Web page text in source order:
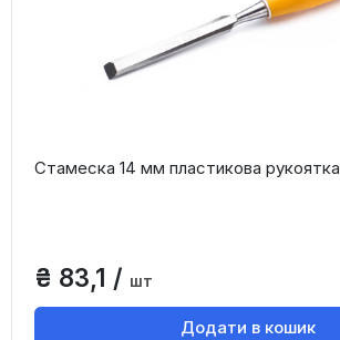
Стамеска 14 мм пластикова рукоятка
₴ 83,1 / шт
Додати в кошик